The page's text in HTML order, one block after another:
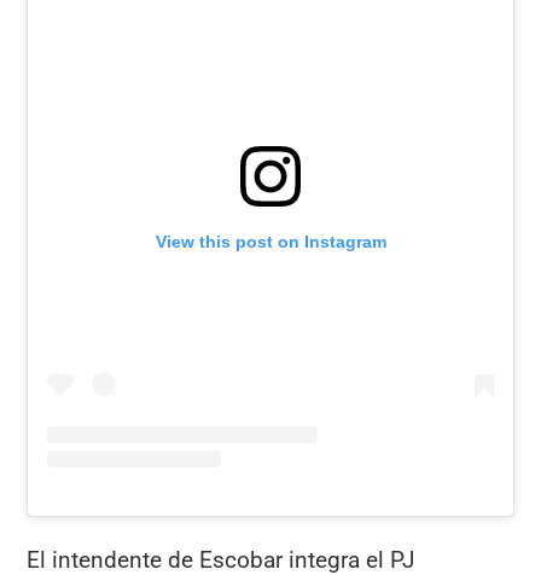
View this post on Instagram
El intendente de Escobar integra el PJ